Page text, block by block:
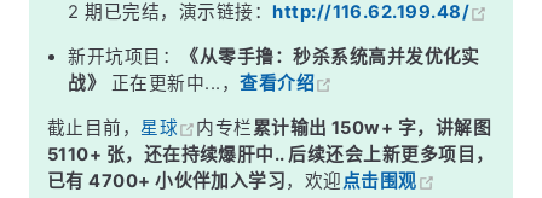
2 期已完结，演示链接： http://116.62.199.48/
新开坑项目：
《从零手撸：秒杀系统高并发优化实
战》
正在更新中...，查看介绍
截止目前， 星球 内专栏累计输出 150w+ 字，讲解图
5110+ 张，还在持续爆肝中.. 后续还会上新更多项目，
已有 4700+ 小伙伴加入学习，欢迎点击围观